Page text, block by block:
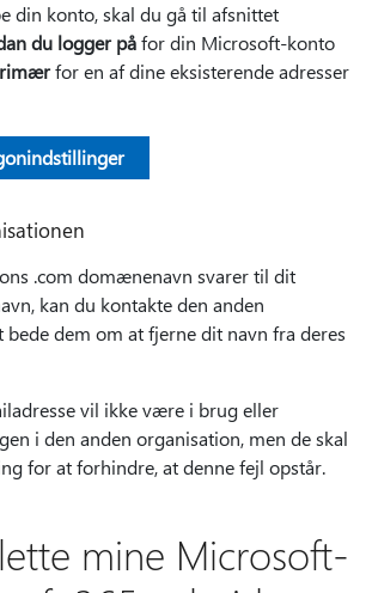
din konto, skal du gå til afsnittet
du logger påfor din Microsoft-konto
for en af dine eksisterende adresser
.com domænenavn svarer til dit
kan du kontakte den anden
dem om at fjerne dit navn fra deres
vil ikke være i brug eller
i den anden organisation, men de skal
for at forhindre, at denne fejl opstår.
mine Microsoft-